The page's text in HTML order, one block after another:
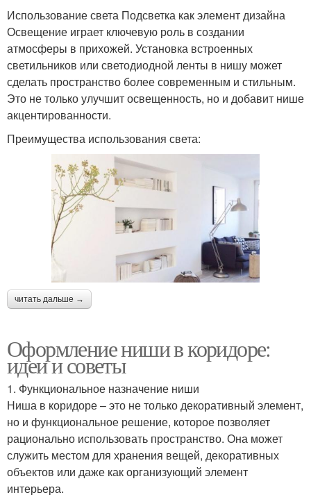
Использование света Подсветка как элемент дизайна
Освещение играет ключевую роль в создании
атмосферы в прихожей. Установка встроенных
светильников или светодиодной ленты в нишу может
сделать пространство более современным и стильным.
Это не только улучшит освещенность, но и добавит нише
акцентированности.
Преимущества использования света:
читать дальше →
Оформление ниши в коридоре:
идеи и советы
1. Функциональное назначение ниши
Ниша в коридоре – это не только декоративный элемент,
но и функциональное решение, которое позволяет
рационально использовать пространство. Она может
служить местом для хранения вещей, декоративных
объектов или даже как организующий элемент
интерьера.